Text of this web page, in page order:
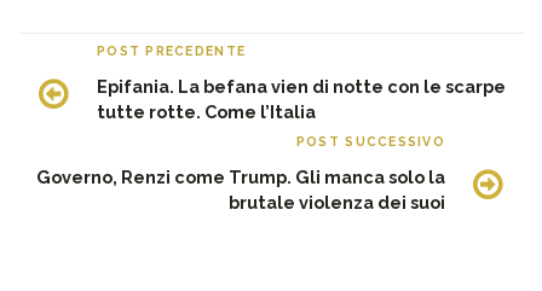
POST PRECEDENTE
Epifania. La befana vien di notte con le scarpe
tutte rotte. Come l’Italia
POST SUCCESSIVO
Governo, Renzi come Trump. Gli manca solo la
brutale violenza dei suoi